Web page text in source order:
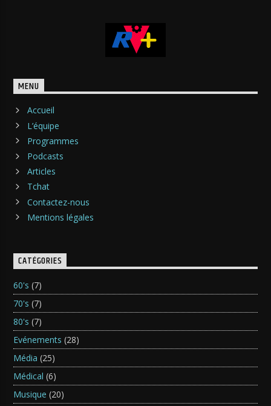
MENU
Accueil
L’équipe
Programmes
Podcasts
Articles
Tchat
Contactez-nous
Mentions légales
CATÉGORIES
60's (7)
70's (7)
80's (7)
Evénements (28)
Média (25)
Médical (6)
Musique (20)